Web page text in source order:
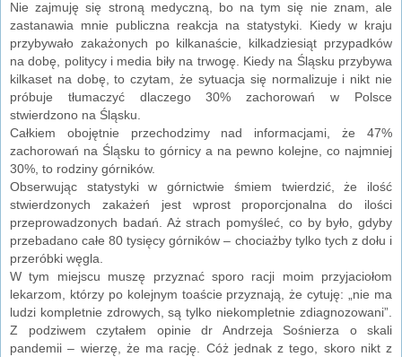
Nie zajmuję się stroną medyczną, bo na tym się nie znam, ale
zastanawia mnie publiczna reakcja na statystyki. Kiedy w kraju
przybywało zakażonych po kilkanaście, kilkadziesiąt przypadków
na dobę, politycy i media biły na trwogę. Kiedy na Śląsku przybywa
kilkaset na dobę, to czytam, że sytuacja się normalizuje i nikt nie
próbuje tłumaczyć dlaczego 30% zachorowań w Polsce
stwierdzono na Śląsku.
Całkiem obojętnie przechodzimy nad informacjami, że 47%
zachorowań na Śląsku to górnicy a na pewno kolejne, co najmniej
30%, to rodziny górników.
Obserwując statystyki w górnictwie śmiem twierdzić, że ilość
stwierdzonych zakażeń jest wprost proporcjonalna do ilości
przeprowadzonych badań. Aż strach pomyśleć, co by było, gdyby
przebadano całe 80 tysięcy górników – chociażby tylko tych z dołu i
przeróbki węgla.
W tym miejscu muszę przyznać sporo racji moim przyjaciołom
lekarzom, którzy po kolejnym toaście przyznają, że cytuję: „nie ma
ludzi kompletnie zdrowych, są tylko niekompletnie zdiagnozowani”.
Z podziwem czytałem opinie dr Andrzeja Sośnierza o skali
pandemii – wierzę, że ma rację. Cóż jednak z tego, skoro nikt z